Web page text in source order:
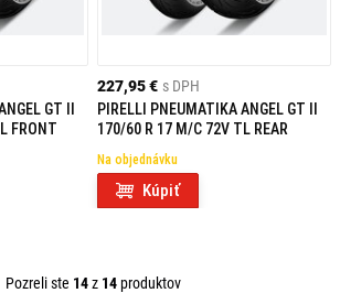
GT II
FRONT
227,95 € s DPH
PIRELLI PNEUMATIKA ANGEL GT II
170/60 R 17 M/C 72V TL REAR
Na objednávku
Kúpiť
Pozreli ste 14z 14produktov